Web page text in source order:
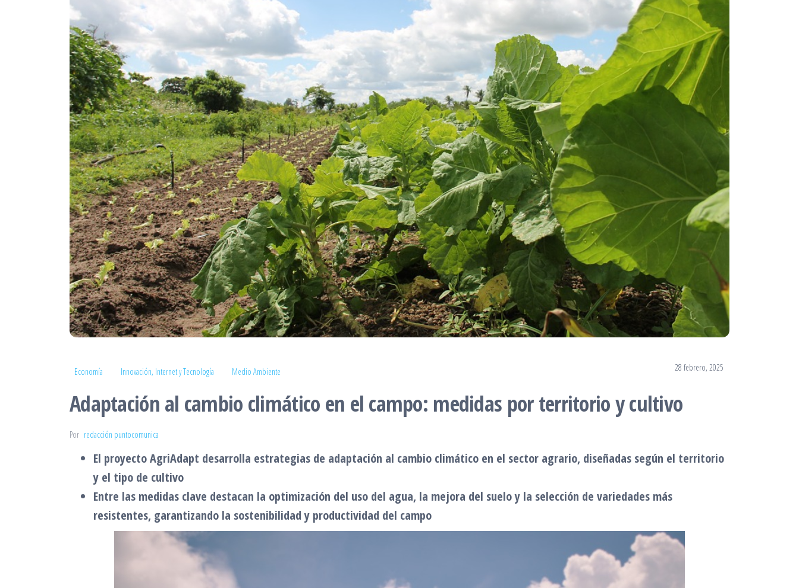
Economía Innovación, Internet y Tecnología Medio Ambiente 28 febrero, 2025
Adaptación al cambio climático en el campo: medidas por territorio y cultivo
Por redacción puntocomunica
El proyecto AgriAdapt desarrolla estrategias de adaptación al cambio climático en el sector agrario, diseñadas según el territorio
y el tipo de cultivo
Entre las medidas clave destacan la optimización del uso del agua, la mejora del suelo y la selección de variedades más
resistentes, garantizando la sostenibilidad y productividad del campo